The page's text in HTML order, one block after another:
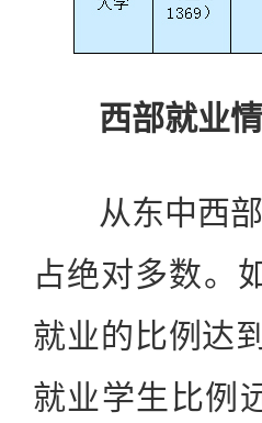
西部就业
从东中西部
占绝对多数。
就业的比例达
就业学生比例